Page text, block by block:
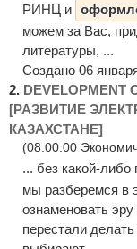
РИНЦ и
можем за Вас,
литературы, ...
Создано 06
2. DEVELOPMENT
[РАЗВИТИЕ
КАЗАХСТАНЕ]
(08.00.00
... без какой-либо
мы разберемся в
ознаменовать
перестали